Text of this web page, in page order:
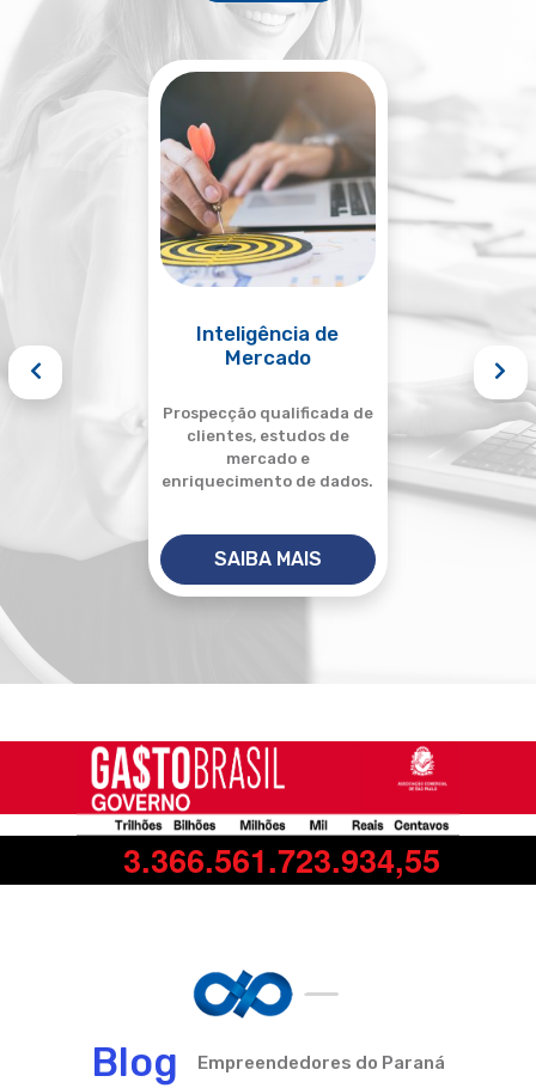
Inteligência de
Mercado
Prospecção qualificada de
clientes, estudos de
mercado e
enriquecimento de dados.
SAIBA MAIS
Blog Empreendedores do Paraná